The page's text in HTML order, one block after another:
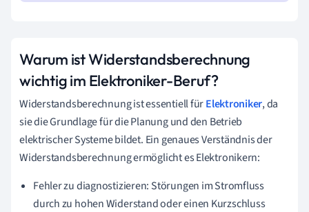
Warum ist Widerstandsberechnung
wichtig im Elektroniker-Beruf?
Widerstandsberechnung ist essentiell fürElektroniker, da
sie die Grundlage für die Planung und den Betrieb
elektrischer Systeme bildet. Ein genaues Verständnis der
Widerstandsberechnung ermöglicht es Elektronikern:
Fehler zu diagnostizieren: Störungen im Stromfluss
durch zu hohen Widerstand oder einen Kurzschluss